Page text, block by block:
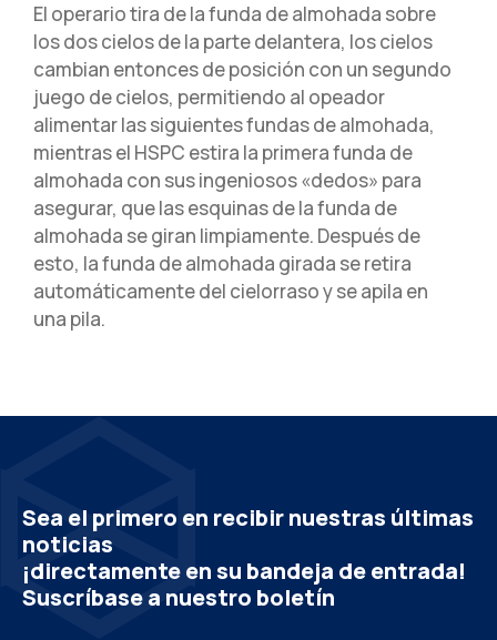
El operario tira de la funda de almohada sobre
los dos cielos de la parte delantera, los cielos
cambian entonces de posición con un segundo
juego de cielos, permitiendo al opeador
alimentar las siguientes fundas de almohada,
mientras el HSPC estira la primera funda de
almohada con sus ingeniosos «dedos» para
asegurar, que las esquinas de la funda de
almohada se giran limpiamente. Después de
esto, la funda de almohada girada se retira
automáticamente del cielorraso y se apila en
una pila.
Sea el primero en recibir nuestras últimas
noticias
¡directamente en su bandeja de entrada!
Suscríbase a nuestro boletín